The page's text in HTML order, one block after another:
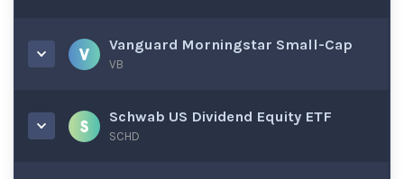
Vanguard Morningstar Small-Cap
VB
Schwab US Dividend Equity ETF
SCHD